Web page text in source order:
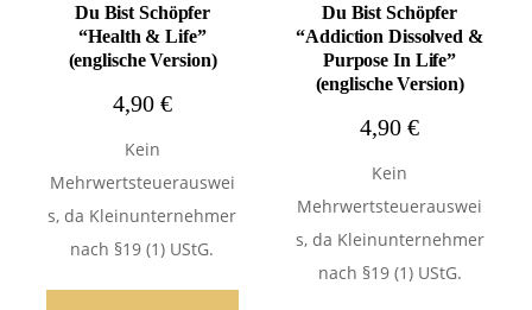
Du Bist Schöpfer
“Health & Life”
(englische Version)
4,90 €
Kein
Mehrwertsteuerauswei
s, da Kleinunternehmer
nach §19 (1) UStG.
Du Bist Schöpfer
“Addiction Dissolved &
Purpose In Life”
(englische Version)
4,90€
Kein
Mehrwertsteuerauswei
s, da Kleinunternehmer
nach §19 (1) UStG.